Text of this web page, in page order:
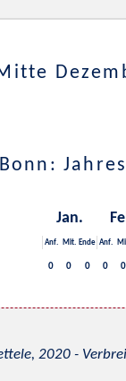
Bonn:
Jan.
Anf. Mit. Ende Anf.
0 0 0 0 0
2020 -